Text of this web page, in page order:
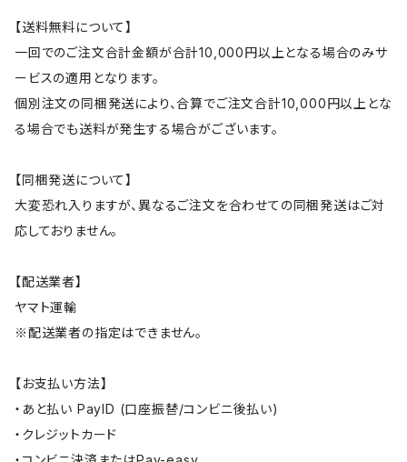
【送料無料について】
一回でのご注文合計金額が合計10,000円以上となる場合のみサ
ービスの適用となります。
個別注文の同梱発送により、合算でご注文合計10,000円以上とな
る場合でも送料が発生する場合がございます。
【同梱発送について】
大変恐れ入りますが、異なるご注文を合わせての同梱発送はご対
応しておりません。
【配送業者】
ヤマト運輸
※配送業者の指定はできません。
【お支払い方法】
・あと払い PayID (口座振替/コンビニ後払い)
・クレジットカード